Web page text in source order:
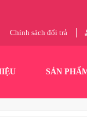
Chính sách đổi trả
SẢN